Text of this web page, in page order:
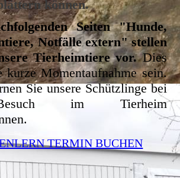
können.
Seiten "Hunde,
Notfälle extern" stellen
Tierheimtiere vor.Dies
kurze Momentaufnahme sein.
Sie unsere Schützlinge bei
im Tierheim
TERMIN BUCHEN